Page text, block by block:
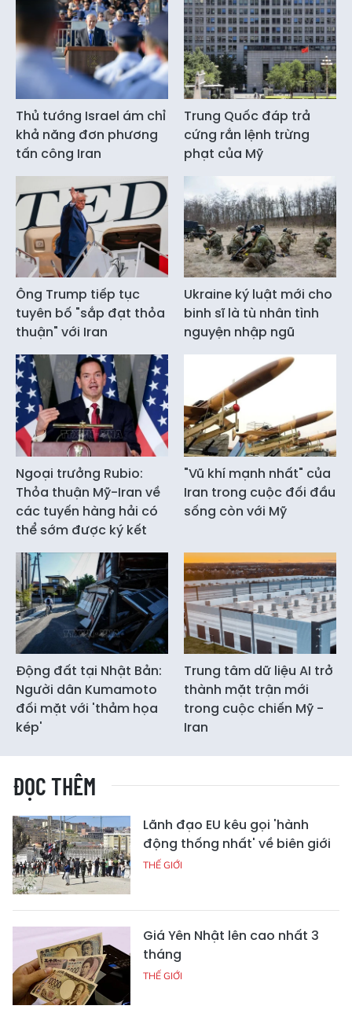
Thủ tướng Israel ám chỉ
khả năng đơn phương
tấn công Iran
Trung Quốc đáp trả
cứng rắn lệnh trừng
phạt của Mỹ
Ông Trump tiếp tục
tuyên bố "sắp đạt thỏa
thuận" với Iran
Ukraine ký luật mới cho
binh sĩ là tù nhân tình
nguyện nhập ngũ
Ngoại trưởng Rubio:
Thỏa thuận Mỹ-Iran về
các tuyến hàng hải có
thể sớm được ký kết
"Vũ khí mạnh nhất" của
Iran trong cuộc đối đầu
sống còn với Mỹ
Động đất tại Nhật Bản:
Người dân Kumamoto
đối mặt với 'thảm họa
kép'
Trung tâm dữ liệu AI trở
thành mặt trận mới
trong cuộc chiến Mỹ -
Iran
ĐỌC THÊM
Lãnh đạo EU kêu gọi 'hành
động thống nhất' về biên giới
THẾ GIỚI
Giá Yên Nhật lên cao nhất 3
tháng
THẾ GIỚI